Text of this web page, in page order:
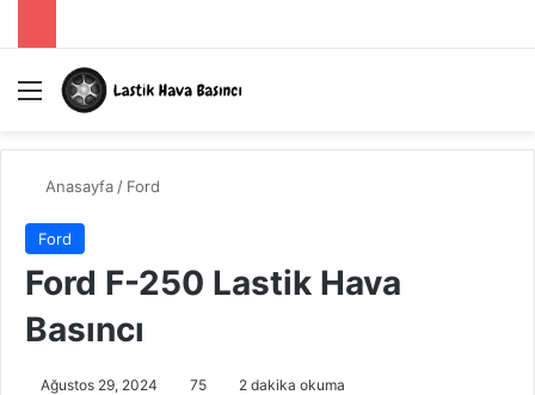
Menü
Anasayfa / Ford
Ford
Ford F-250 Lastik Hava
Basıncı
Ağustos 29, 2024 75 2 dakika okuma